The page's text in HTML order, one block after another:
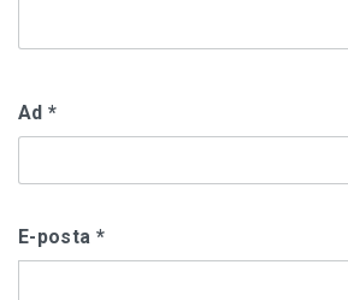
Ad *
E-posta *